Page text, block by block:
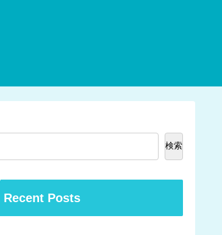
検索
Recent Posts